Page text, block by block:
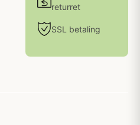
returret
SSL betaling